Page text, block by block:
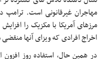
مهاجران غیرقانونی است. ترامپ
مرزهای آمریکا با مکزیک را
اخراج افرادی که ویزای آنها
در همین حال، استفاده روز